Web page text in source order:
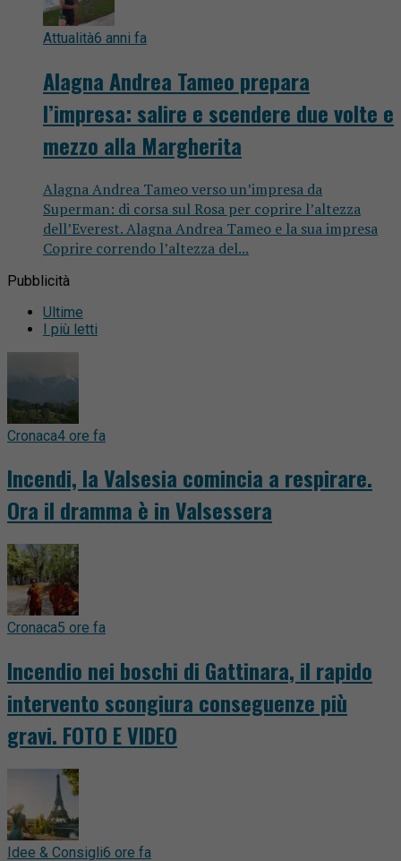
Attualità6 anni fa
Alagna Andrea Tameo prepara
l’impresa: salire e scendere due volte e
mezzo alla Margherita
Alagna Andrea Tameo verso un’impresa da
Superman: di corsa sul Rosa per coprire l’altezza
dell’Everest. Alagna Andrea Tameo e la sua impresa
Coprire correndo l’altezza del...
Pubblicità
Ultime
I più letti
Cronaca4 ore fa
Incendi, la Valsesia comincia a respirare.
Ora il dramma è in Valsessera
Cronaca5 ore fa
Incendio nei boschi di Gattinara, il rapido
intervento scongiura conseguenze più
gravi. FOTO E VIDEO
Idee & Consigli6 ore fa